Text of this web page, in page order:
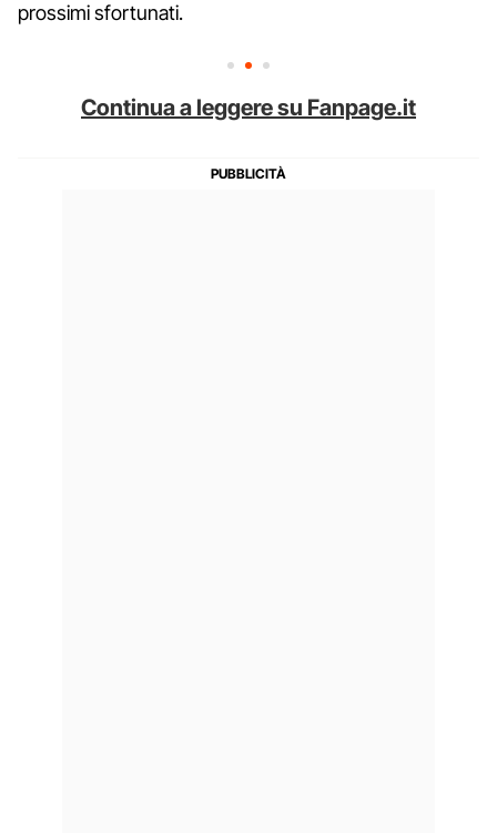
prossimi sfortunati.
Continua a leggere su Fanpage.it